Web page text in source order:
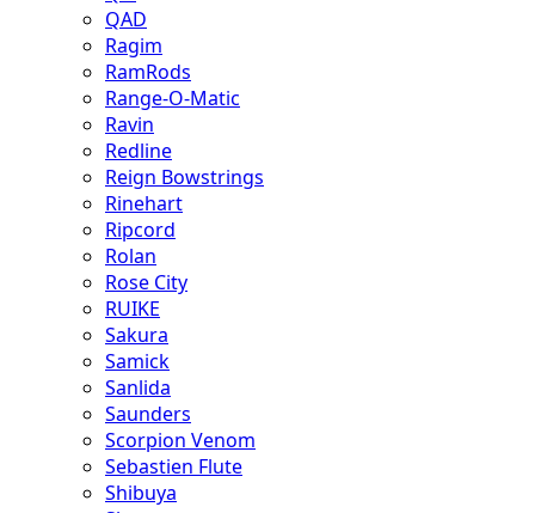
QAD
Ragim
RamRods
Range-O-Matic
Ravin
Redline
Reign Bowstrings
Rinehart
Ripcord
Rolan
Rose City
RUIKE
Sakura
Samick
Sanlida
Saunders
Scorpion Venom
Sebastien Flute
Shibuya